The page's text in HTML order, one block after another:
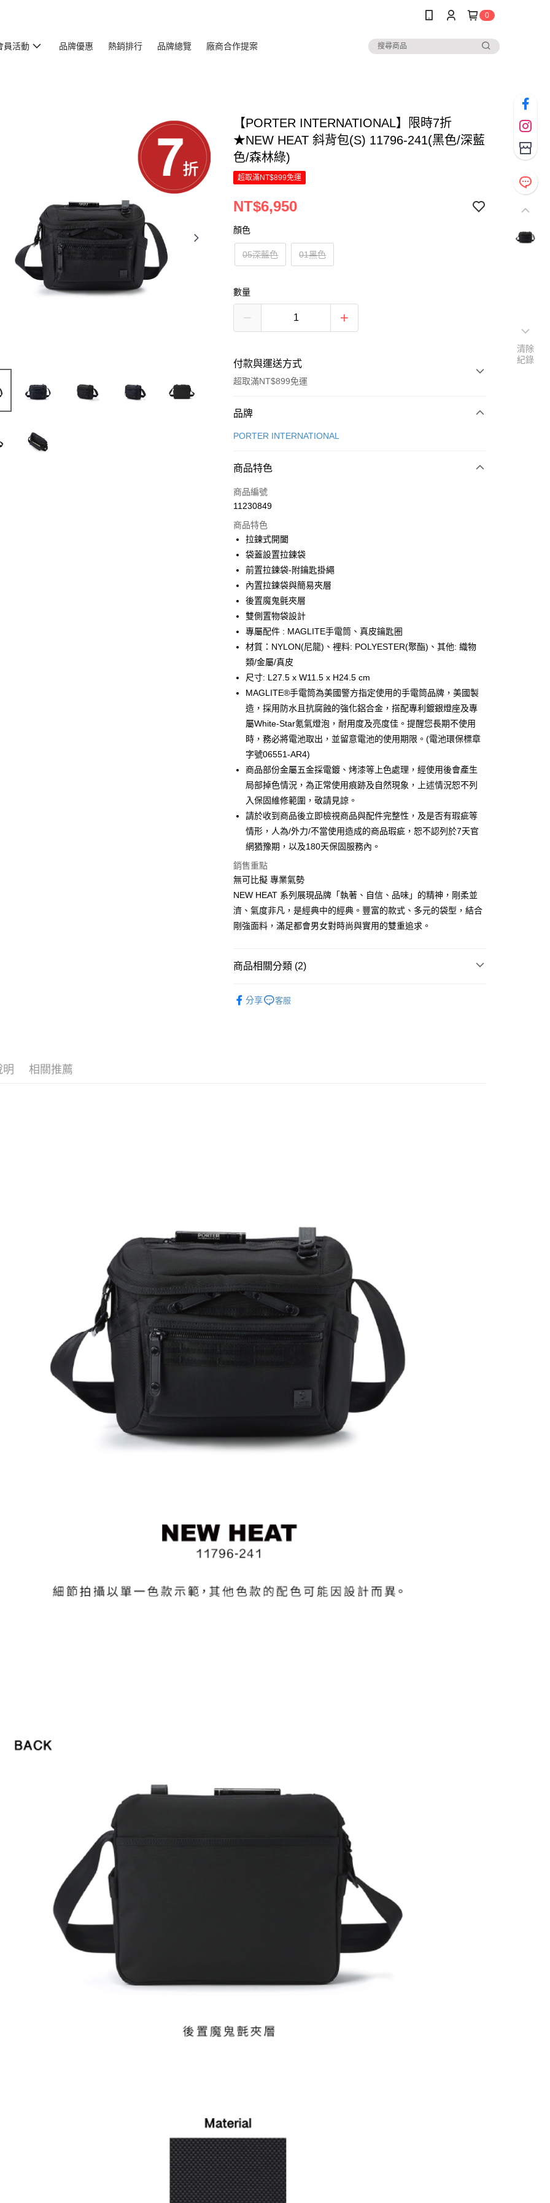
0
員活動 品牌優惠 熱銷排行 品牌總覽 廠商合作提案
【PORTER INTERNATIONAL】限時7折
★NEW HEAT 斜背包(S) 11796-241(黑色/深藍
色/森林綠)
超取滿NT$899免運
NT$6,950
顏色
05深藍色 01黑色
數量
付款與運送方式
超取滿NT$899免運
付款方式
信用卡一次付款
合作金庫商業銀行
華南商業銀行
上海商業儲蓄銀行
國泰世華商業銀行
臺灣中小企業銀行
聯邦商業銀行
元大商業銀行
玉山商業銀行
台新國際商業銀行
台灣樂天信用卡公司
LINE Pay
Apple Pay
街口支付
悠遊付
Google Pay
全盈+PAY
大哥付你分期
相關說明
【大哥付你分期使用說明】
1.本服務由台灣大哥大提供，台灣大哥大用戶可立即使用無須另外申請。
流程，驗證手機門號後，選擇欲分期的期數、繳款截止日，確認付款後即
完成交易。
3.實際核准額度、可分期數及費用金額請依後續交易確認頁面所載為準。
4.訂單成立30分鐘內，如未前往確認交易或遇審核未通過，訂單將自動取
消。如遇「轉專審核」未通過狀況，表示未達大哥付你分期系統評分，恕
無法說明評估內容。
【繳款方式說明】
1.分期款項不併入電信帳單，「大哥付你分期」於每月結算日後寄送繳費提
醒簡訊。
2.透過簡訊連結打開帳單後，可選擇「超商條碼／台灣大直營門市／銀行轉
帳／街口支付／iPASS MONEY」等通路繳費。
【注意事項】
1.本服務係由「台灣大哥大股份有限公司」（以下簡稱本公司）所提供，讓
用戶於交易時，得透過本服務購買商品或服務，並由商店將買賣／分期付
款買賣價金債權讓與本公司後，依約使用本公司帳單繳交帳款。
2.基於同意付款使用「大哥付你分期」之契約關係目的，商店將以您的個人
資料（包含姓名、電話或地址）提供予台灣大哥大進項蒐集、處理及利
用，由本公司與您本人進行分期帳單所需資料之確認、核對及更正。
3.完整用戶服務條款，請詳閱以下連結：https://oppay.tw/userRule
AFTEE先享後付
【關於「AFTEE先享後付」】
AFTEE先享後付是「在收到商品之後才付款」的支付方式。 讓您購物簡單
便利好安心！
１．簡單：不需註冊會員、不需綁卡、不需儲值。
２．便利：只要手機號碼，簡訊認證，即可結帳。
３．安心：先確認商品／服務後，再付款。
１．於結帳方式選擇「AFTEE先享後付」後，將跳轉至「AFTEE先享後
付」結帳頁面，進行簡訊認證並確認金額後，即可完成結帳。
２．訂單成立數日內，您將收到繳費通知簡訊。
３．收到繳費通知簡訊後14天內，點擊此簡訊中的連結，可透過四大超商
／ATM／網路銀行／等多元方式進行付款，方視為交易完成。
※ 請注意：結帳手續完成當下不需立刻繳費，但若您需要取消訂單，請聯
先享後付繳納相關費用。
※ 交易是否成功請以「AFTEE先享後付 」之結帳頁面顯示為準，若有關於
付客戶支援中心」https://netprotections.freshdesk.com/support/home
【注意事項】
１．透過由恩沛科技股份有限公司提供之「AFTEE先享後付」服務完成之
２．關於個人資料處理事宜，請瀏覽以下網址：
「AFTEE先享後付」，若未經同意申辦者引起之損失，本公司不負相關責
ATM付款
運送方式
付款後全家取貨
每筆NT$70，滿NT$899(含以上)免運費
付款後7-11取貨
每筆NT$70，滿NT$899(含以上)免運費
宅配
每筆NT$100，滿NT$1,000(含以上)免運費
京站台北店客服中心(1F星巴克旁) 即日起不提供京站紙袋，取件時
請自備購物袋，若需購買紙袋可現場詢問
免運費
品牌
PORTER INTERNATIONAL
商品特色
商品編號
11230849
商品特色
拉鍊式開闔
袋蓋設置拉鍊袋
前置拉鍊袋-附鑰匙掛繩
內置拉鍊袋與簡易夾層
後置魔鬼氈夾層
雙側置物袋設計
專屬配件 : MAGLITE手電筒、真皮鑰匙圈
材質：NYLON(尼龍)、裡料: POLYESTER(聚酯)、其他: 織物
類/金屬/真皮
尺寸: L27.5 x W11.5 x H24.5 cm
MAGLITE®手電筒為美國警方指定使用的手電筒品牌，美國製
造，採用防水且抗腐蝕的強化鋁合金，搭配專利鍍銀燈座及專
屬White-Star氪氣燈泡，耐用度及亮度佳。提醒您長期不使用
時，務必將電池取出，並留意電池的使用期限。(電池環保標章
字號06551-AR4)
商品部份金屬五金採電鍍、烤漆等上色處理，經使用後會產生
局部掉色情況，為正常使用痕跡及自然現象，上述情況恕不列
入保固維修範圍，敬請見諒。
請於收到商品後立即檢視商品與配件完整性，及是否有瑕疵等
情形，人為/外力/不當使用造成的商品瑕疵，恕不認列於7天官
網猶豫期，以及180天保固服務內。
銷售重點
無可比擬 專業氣勢
NEW HEAT 系列展現品牌「執著、自信、品味」的精神，剛柔並
濟、氣度非凡，是經典中的經典。豐富的款式、多元的袋型，結合
剛強面料，滿足都會男女對時尚與實用的雙重追求。
商品相關分類 (2)
分享 客服
明 相關推薦
清除
紀錄